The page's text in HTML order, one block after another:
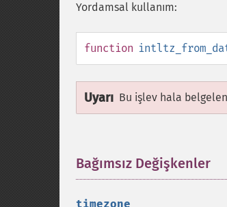
Yordamsal kullanım:
function
Uyarı Bu işlev hala
Bağımsız Değişkenler
timezone